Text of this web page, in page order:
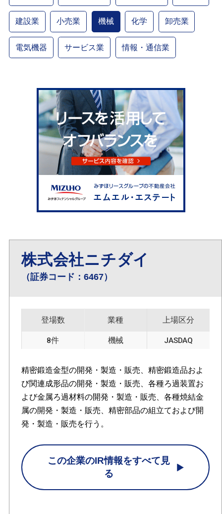
建設業 小売業 機械 化学 卸売業
電気機器 サービス業 情報・通信業
株式会社ニチダイ
（証券コード：6467）
登場数
8件
業種
機械
上場区分
JASDAQ
精密鍛造金型の開発・製造・販売、精密鍛造品およ
び関連成形品の開発・製造・販売、各種ろ過装置お
よび金属ろ過材料の開発・製造・販売、各種焼結金
属の開発・製造・販売、精密部品の組立ておよび開
発・製造・販売を行う。
この企業のIR情報をすべて見
る